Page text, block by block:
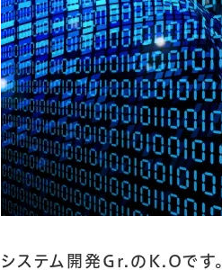
システム開発Gr.のK.Oです。